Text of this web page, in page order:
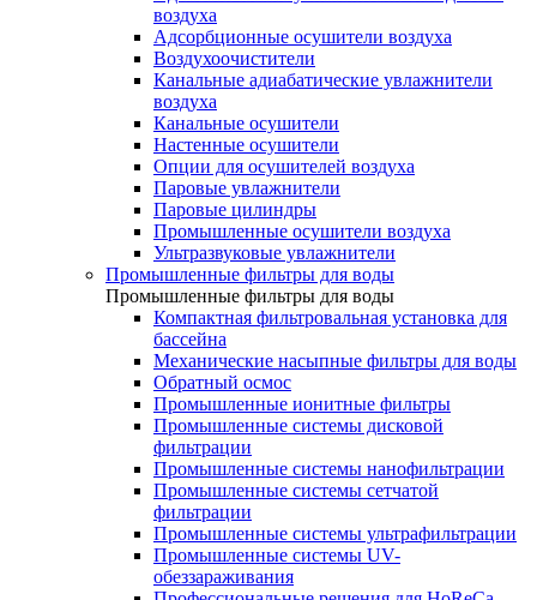
воздуха
Адсорбционные осушители воздуха
Воздухоочистители
Канальные адиабатические увлажнители
воздуха
Канальные осушители
Настенные осушители
Опции для осушителей воздуха
Паровые увлажнители
Паровые цилиндры
Промышленные осушители воздуха
Ультразвуковые увлажнители
Промышленные фильтры для воды
Промышленные фильтры для воды
Компактная фильтровальная установка для
бассейна
Механические насыпные фильтры для воды
Обратный осмос
Промышленные ионитные фильтры
Промышленные системы дисковой
фильтрации
Промышленные системы нанофильтрации
Промышленные системы сетчатой
фильтрации
Промышленные системы ультрафильтрации
Промышленные системы UV-
обеззараживания